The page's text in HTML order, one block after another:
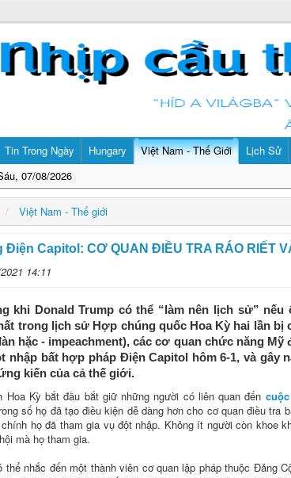
07/08/2026
Tin Trong Ngày Hungary Việt Nam - Thế Giới Lịch Sử
Việt Nam - Thế giới
Điện Capitol: CƠ QUAN ĐIỀU TRA RÁO RIẾT
14:11
khi Donald Trump có thể “làm nên lịch sử”
trong lịch sử Hợp chúng quốc Hoa Kỳ hai lần bị
hặc - impeachment), các cơ quan chức năng Mỹ
nhập bất hợp pháp Điện Capitol hôm 6-1, và gây
kiến của cả thế giới.
Hoa Kỳ bắt đầu bắt giữ những người có liên quan đến
số họ đã tạo điều kiện dễ dàng hơn cho cơ quan điều tra
họ đã tham gia vụ đột nhập. Không ít người còn khoe
mà họ tham gia.
thể nhắc đến một thành viên cơ quan lập pháp thuộc Đảng